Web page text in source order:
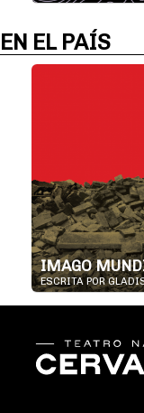
EN EL PAÍS
IMAGO
ESCRITA POR